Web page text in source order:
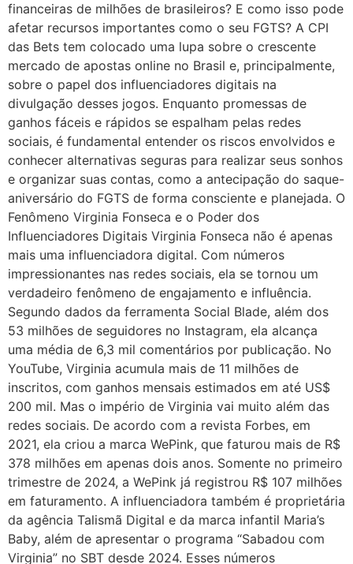
financeiras de milhões de brasileiros? E como isso pode
afetar recursos importantes como o seu FGTS? A CPI
das Bets tem colocado uma lupa sobre o crescente
mercado de apostas online no Brasil e, principalmente,
sobre o papel dos influenciadores digitais na
divulgação desses jogos. Enquanto promessas de
ganhos fáceis e rápidos se espalham pelas redes
sociais, é fundamental entender os riscos envolvidos e
conhecer alternativas seguras para realizar seus sonhos
e organizar suas contas, como a antecipação do saque-
aniversário do FGTS de forma consciente e planejada. O
Fenômeno Virginia Fonseca e o Poder dos
Influenciadores Digitais Virginia Fonseca não é apenas
mais uma influenciadora digital. Com números
impressionantes nas redes sociais, ela se tornou um
verdadeiro fenômeno de engajamento e influência.
Segundo dados da ferramenta Social Blade, além dos
53 milhões de seguidores no Instagram, ela alcança
uma média de 6,3 mil comentários por publicação. No
YouTube, Virginia acumula mais de 11 milhões de
inscritos, com ganhos mensais estimados em até US$
200 mil. Mas o império de Virginia vai muito além das
redes sociais. De acordo com a revista Forbes, em
2021, ela criou a marca WePink, que faturou mais de R$
378 milhões em apenas dois anos. Somente no primeiro
trimestre de 2024, a WePink já registrou R$ 107 milhões
em faturamento. A influenciadora também é proprietária
da agência Talismã Digital e da marca infantil Maria’s
Baby, além de apresentar o programa “Sabadou com
Virginia” no SBT desde 2024. Esses números